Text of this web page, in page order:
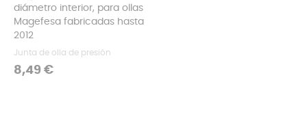
diámetro interior, para ollas
Magefesa fabricadas hasta
2012
Junta de olla de presión
Precio
8,49 €